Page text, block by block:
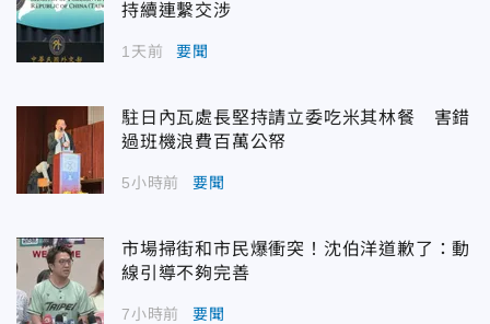
持續連繫交涉
1天前 要聞
駐日內瓦處長堅持請立委吃米其林餐 害錯
過班機浪費百萬公帑
5小時前 要聞
市場掃街和市民爆衝突！沈伯洋道歉了：動
線引導不夠完善
7小時前 要聞